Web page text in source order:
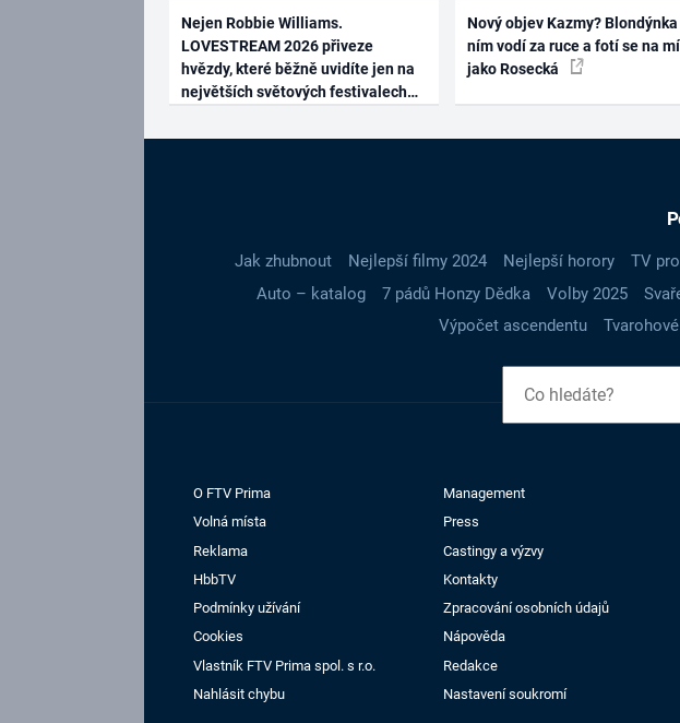
Nejen Robbie Williams.
LOVESTREAM 2026 přiveze
hvězdy, které běžně uvidíte jen na
největších světových festivalech
Nový objev Kazmy? Blondýnka
ním vodí za ruce a fotí se na
jako Rosecká
Jak zhubnout Nejlepší filmy 2024 Nejlepší horory TV
Auto – katalog
7 pádů Honzy Dědka Volby 2025
Výpočet ascendentu
O FTV Prima
Management
Volná místa
Press
Reklama
Castingy a výzvy
HbbTV
Kontakty
Podmínky užívání
Zpracování osobních údajů
Cookies
Nápověda
Vlastník FTV Prima spol. s r.o.
Redakce
Nahlásit chybu
Nastavení soukromí